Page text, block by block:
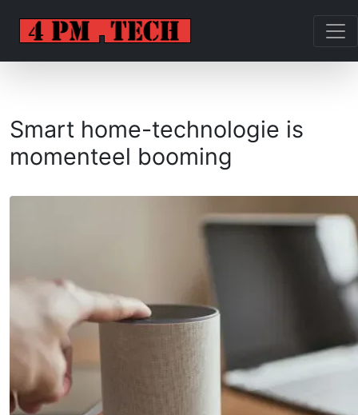
Smart home-technologie is
momenteel booming